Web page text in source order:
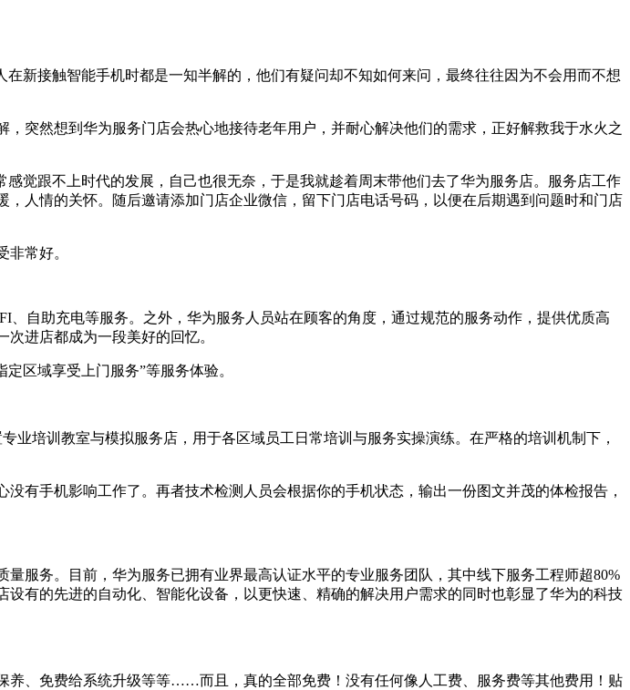
新接触智能手机时都是一知半解的，他们有疑问却不知如何来问，最终往往因为不会用而不想
突然想到华为服务门店会热心地接待老年用户，并耐心解决他们的需求，正好解救我于水火之
觉跟不上时代的发展，自己也很无奈，于是我就趁着周末带他们去了华为服务店。服务店工作
人情的关怀。随后邀请添加门店企业微信，留下门店电话号码，以便在后期遇到问题时和门店
常好。
自助充电等服务。之外，华为服务人员站在顾客的角度，通过规范的服务动作，提供优质高
进店都成为一段美好的回忆。
区域享受上门服务”等服务体验。
培训教室与模拟服务店，用于各区域员工日常培训与服务实操演练。在严格的培训机制下，
有手机影响工作了。再者技术检测人员会根据你的手机状态，输出一份图文并茂的体检报告，
服务。目前，华为服务已拥有业界最高认证水平的专业服务团队，其中线下服务工程师超80%
有的先进的自动化、智能化设备，以更快速、精确的解决用户需求的同时也彰显了华为的科技
养、免费给系统升级等等……而且，真的全部免费！没有任何像人工费、服务费等其他费用！贴